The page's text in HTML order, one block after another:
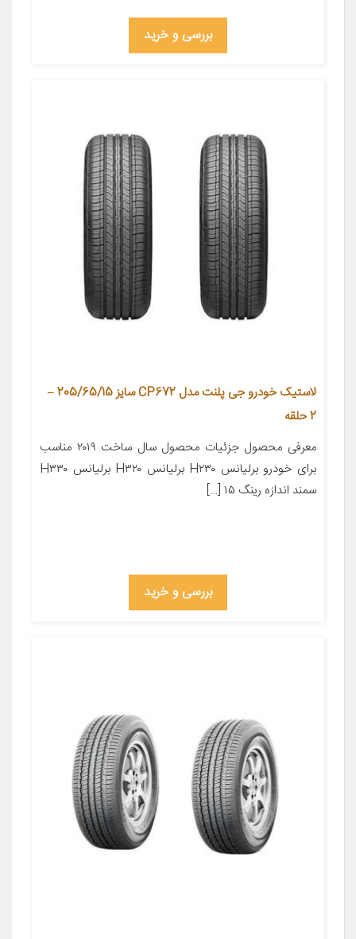
بررسی و خرید
لاستیک خودرو جی پلنت مدل CP672 سایز 205/65/15 –
2 حلقه
معرفی محصول جزئیات محصول سال ساخت ۲۰۱۹ مناسب
برای خودرو برلیانس H۲۳۰ برلیانس H۳۲۰ برلیانس H۳۳۰
سمند اندازه رینگ ۱۵ […]
بررسی و خرید